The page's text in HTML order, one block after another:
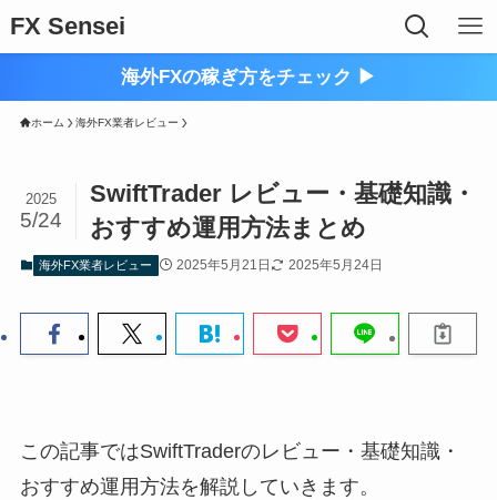
FX Sensei
海外FXの稼ぎ方をチェック ▶︎
ホーム 海外FX業者レビュー
SwiftTrader レビュー・基礎知識・
おすすめ運用方法まとめ
2025
5/24
海外FX業者レビュー 2025年5月21日 2025年5月24日
この記事ではSwiftTraderのレビュー・基礎知識・
おすすめ運用方法を解説していきます。